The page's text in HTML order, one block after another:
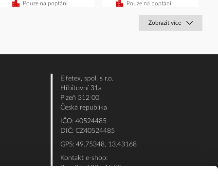
Pouze na poptání Pouze na poptání
Zobrazit více
Elfetex, spol. s r.o.
Hřbitovní 31a
Plzeň 312 00
Česká republika
IČO: 40524485
DIČ: CZ40524485
GPS: 49.75348, 13.43168
Kontakt e-shop:
Po - Pá: 7:00 - 15:30